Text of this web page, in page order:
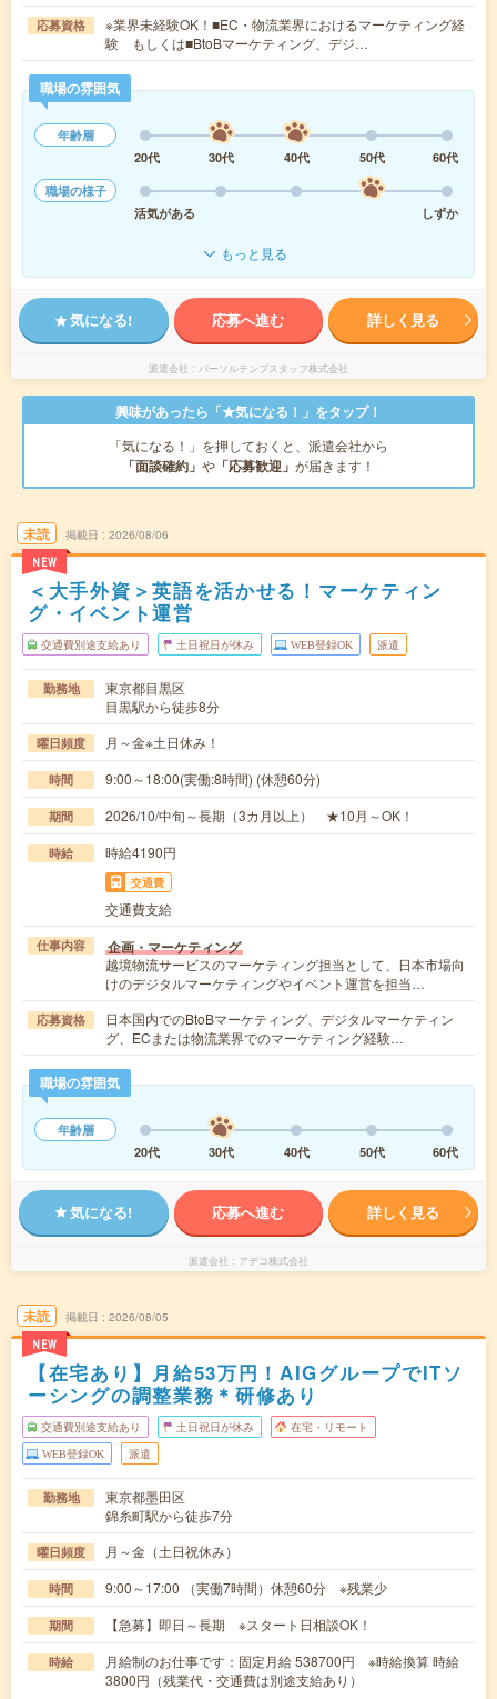
応募資格
※業界未経験OK！■EC・物流業界におけるマーケティング経
験 もしくは■BtoBマーケティング、デジ…
職場の雰囲気
年齢層
20代
30代 40代 50代
60代
職場の様子
活気がある
しずか
もっと見る
気になる! 応募へ進む 詳しく見る
派遣会社 パーソルテンプスタッフ株式会社
興味があったら「★気になる！」をタップ！
「気になる！」を押しておくと、派遣会社から
「面談確約」 や 「応募歓迎」 が届きます！
未読
NEW
掲載日 2026/08/06
＜大手外資＞英語を活かせる！マーケティン
グ・イベント運営
交通費別途支給あり 土日祝日が休み WEB登録OK 派遣
勤務地
東京都目黒区
目黒駅から徒歩8分
曜日頻度 月～金※土日休み！
時間 9:00～18:00(実働:8時間) (休憩60分)
期間 2026/10/中旬～長期（3カ月以上） ★10月～OK！
時給 時給4190円
交通費
交通費支給
仕事内容 企画・マーケティング
越境物流サービスのマーケティング担当として、日本市場向
けのデジタルマーケティングやイベント運営を担当…
応募資格
日本国内でのBtoBマーケティング、デジタルマーケティン
グ、ECまたは物流業界でのマーケティング経験…
職場の雰囲気
年齢層
20代
30代 40代 50代 60代
気になる! 応募へ進む 詳しく見る
派遣会社 アデコ株式会社
未読
NEW
掲載日 2026/08/05
【在宅あり】月給53万円！AIGグループでITソ
ーシングの調整業務＊研修あり
交通費別途支給あり 土日祝日が休み 在宅・リモート
WEB登録OK 派遣
勤務地
東京都墨田区
錦糸町駅から徒歩7分
曜日頻度 月～金（土日祝休み）
時間 9:00～17:00 （実働7時間）休憩60分 ※残業少
期間 【急募】即日～長期 ※スタート日相談OK！
時給
月給制のお仕事です：固定月給 538700円 ※時給換算 時給
3800円（残業代・交通費は別途支給あり）